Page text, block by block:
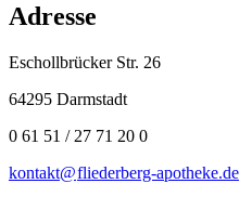
Adresse
Eschollbrücker Str. 26
64295 Darmstadt
0 61 51 / 27 71 20 0
kontakt@fliederberg-apotheke.de